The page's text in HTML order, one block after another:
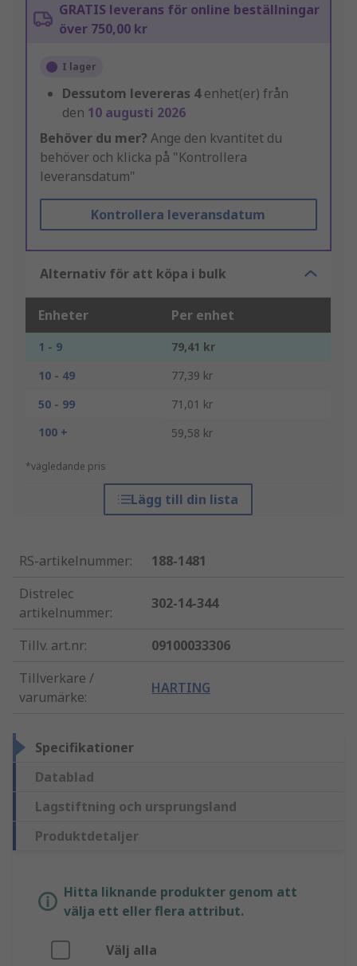
GRATIS leverans för online beställningar
över 750,00 kr
I lager
Dessutom levereras 4enhet(er) från
den 10 augusti 2026
Behöver du mer? Ange den kvantitet du
behöver och klicka på "Kontrollera
leveransdatum"
Kontrollera leveransdatum
Alternativ för att köpa i bulk
Enheter Per enhet
1 - 9
79,41 kr
10 - 49
77,39 kr
50 - 99
71,01 kr
100 +
59,58 kr
*vägledande pris
Lägg till din lista
RS-artikelnummer:
188-1481
Distrelec
artikelnummer:
302-14-344
Tillv. art.nr:
09100033306
Tillverkare /
varumärke:
HARTING
Specifikationer
Datablad
Lagstiftning och ursprungsland
Produktdetaljer
Hitta liknande produkter genom att
välja ett eller flera attribut.
Välj alla